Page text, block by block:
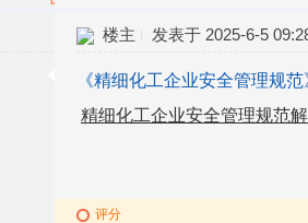
楼主 发表于 2025-6-5
《精细化工企业安全管理规
精细化工企业安全管理规范
评分